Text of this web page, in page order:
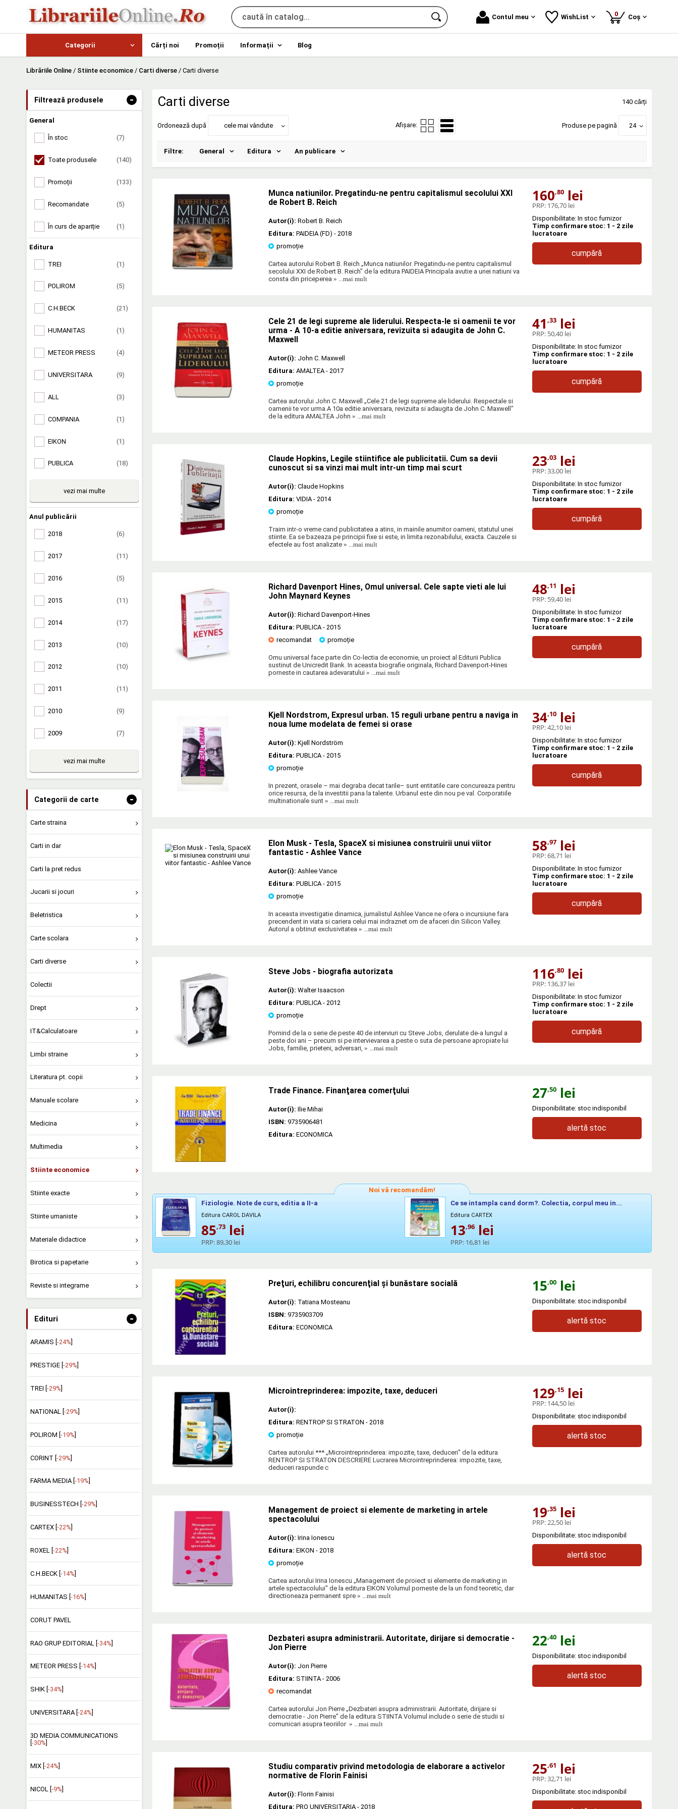
Contul meu WishList 0produse
Coș
Categorii Cărți noi Promoții Informații Blog
Librăriile Online / Stiinte economice / Carti diverse / Carti diverse
Filtrează produsele -
General
În stoc (7)
Toate produsele (140)
Promoții (133)
Recomandate (5)
În curs de apariție (1)
Editura
TREI (1)
POLIROM (5)
C.H.BECK (21)
HUMANITAS (1)
METEOR PRESS (4)
UNIVERSITARA (9)
ALL (3)
COMPANIA (1)
EIKON (1)
PUBLICA (18)
vezi mai multe
Anul publicării
2018 (6)
2017 (11)
2016 (5)
2015 (11)
2014 (17)
2013 (10)
2012 (10)
2011 (11)
2010 (9)
2009 (7)
vezi mai multe
Categorii de carte -
Carte straina
Carti in dar
Carti la pret redus
Jucarii si jocuri
Beletristica
Carte scolara
Carti diverse
Colectii
Drept
IT&Calculatoare
Limbi straine
Literatura pt. copii
Manuale scolare
Medicina
Multimedia
Stiinte economice
Stiinte exacte
Stiinte umaniste
Materiale didactice
Birotica si papetarie
Reviste si integrame
Edituri -
ARAMIS [ -24%
PRESTIGE [ -29%
TREI [ -29%
NATIONAL [ -29%
POLIROM [-19%]
CORINT [-29%]
FARMA MEDIA [ -19%
BUSINESSTECH [ -29%
CARTEX [ -22%
ROXEL [ -22%
C.H.BECK [ -14%
HUMANITAS [ -16%
CORUT PAVEL
RAO GRUP EDITORIAL [-34%]
METEOR PRESS [ -14%
SHIK [ -34%
UNIVERSITARA [ -24%
3D MEDIA COMMUNICATIONS
-30%
MIX [ -24%
NICOL [ -9%
Carti diverse 140 cărți
Ordonează după cele mai vândute Afișare: Produse pe pagină 24
Filtre: General Editura An publicare
Munca natiunilor. Pregatindu-ne pentru capitalismul secolului XXI
de Robert B. Reich
Autor(i): Robert B. Reich
Editura: PAIDEIA (FD) - 2018
promoție
Cartea autorului Robert B. Reich „Munca natiunilor. Pregatindu-ne pentru capitalismul
secolului XXI de Robert B. Reich" de la editura PAIDEIA Principala avutie a unei natiuni va
consta din priceperea » ...mai mult
160,80lei
PRP: 176,70 lei
Disponibilitate: In stoc furnizor
Timp confirmare stoc: 1 - 2 zile
lucratoare
cumpără
Cele 21 de legi supreme ale liderului. Respecta-le si oamenii te vor
urma - A 10-a editie aniversara, revizuita si adaugita de John C.
Maxwell
Autor(i): John C. Maxwell
Editura: AMALTEA - 2017
promoție
Cartea autorului John C. Maxwell „Cele 21 de legi supreme ale liderului. Respectale si
oamenii te vor urma A 10a editie aniversara, revizuita si adaugita de John C. Maxwell"
de la editura AMALTEA John » ...mai mult
41 ,33lei
PRP: 50,40 lei
Disponibilitate: In stoc furnizor
Timp confirmare stoc: 1 - 2 zile
lucratoare
cumpără
Claude Hopkins, Legile stiintifice ale publicitatii. Cum sa devii
cunoscut si sa vinzi mai mult intr-un timp mai scurt
Autor(i): Claude Hopkins
Editura: VIDIA - 2014
promoție
Traim intr-o vreme cand publicitatea a atins, in mainile anumitor oameni, statutul unei
stiinte. Ea se bazeaza pe principii fixe si este, in limita rezonabilului, exacta. Cauzele si
efectele au fost analizate » ...mai mult
23,03lei
PRP:33,00 lei
Disponibilitate: In stoc furnizor
Timp confirmare stoc: 1 - 2 zile
lucratoare
cumpără
Richard Davenport Hines, Omul universal. Cele sapte vieti ale lui
John Maynard Keynes
Autor(i): Richard Davenport-Hines
Editura: PUBLICA - 2015
recomandat
promoție
Omu universal face parte din Co-lectia de economie, un proiect al Editurii Publica
sustinut de Unicredit Bank. In aceasta biografie originala, Richard Davenport-Hines
porneste in cautarea adevaratului » ...mai mult
48,11 lei
PRP: 59,40 lei
Disponibilitate: In stoc furnizor
Timp confirmare stoc: 1 - 2 zile
lucratoare
cumpără
Kjell Nordstrom, Expresul urban. 15 reguli urbane pentru a naviga in
noua lume modelata de femei si orase
Autor(i): Kjell Nordström
Editura: PUBLICA - 2015
promoție
In prezent, orasele – mai degraba decat tarile– sunt entitatile care concureaza pentru
orice resursa, de la investitii pana la talente. Urbanul este din nou pe val. Corporatiile
multinationale sunt » ...mai mult
34,10lei
PRP:42,10 lei
Disponibilitate: In stoc furnizor
Timp confirmare stoc: 1 - 2 zile
lucratoare
cumpără
Elon Musk - Tesla, SpaceX si misiunea construirii unui viitor
fantastic - Ashlee Vance
Autor(i): Ashlee Vance
Editura: PUBLICA - 2015
promoție
In aceasta investigatie dinamica, jurnalistul Ashlee Vance ne ofera o incursiune fara
precendent in viata si cariera celui mai indraznet om de afaceri din Silicon Valley.
Autorul a obtinut exclusivitatea » ...mai mult
58,97lei
PRP:68,71 lei
Disponibilitate: In stoc furnizor
Timp confirmare stoc: 1 - 2 zile
lucratoare
cumpără
Steve Jobs - biografia autorizata
Autor(i): Walter Isaacson
Editura: PUBLICA - 2012
promoție
Pornind de la o serie de peste 40 de interviuri cu Steve Jobs, derulate de-a lungul a
peste doi ani – precum si pe intervievarea a peste o suta de persoane apropiate lui
Jobs, familie, prieteni, adversari, » ...mai mult
116,80lei
PRP: 136,37 lei
Disponibilitate: In stoc furnizor
Timp confirmare stoc: 1 - 2 zile
lucratoare
cumpără
Trade Finance. Finanţarea comerţului
Autor(i): Ilie Mihai
ISBN: 9735906481
Editura: ECONOMICA
27,50lei
Disponibilitate: stoc indisponibil
alertă stoc
Noi vă recomandăm!
Fiziologie. Note de curs, editia a II-a
Editura CAROL DAVILA
85,73 lei
PRP:89,30 lei
Ce se intampla cand dorm?. Colectia, corpul meu in...
Editura CARTEX
13,96 lei
PRP: 16,81 lei
Preţuri, echilibru concurenţial şi bunăstare socială
Autor(i): Tatiana Mosteanu
ISBN: 9735903709
Editura: ECONOMICA
15,00lei
Disponibilitate: stoc indisponibil
alertă stoc
Microintreprinderea: impozite, taxe, deduceri
Autor(i):
Editura: RENTROP SI STRATON - 2018
promoție
Cartea autorului *** „Microintreprinderea: impozite, taxe, deduceri" de la editura
RENTROP SI STRATON DESCRIERE Lucrarea Microintreprinderea: impozite, taxe,
deduceri raspunde c
129,15lei
PRP: 144,50 lei
Disponibilitate: stoc indisponibil
alertă stoc
Management de proiect si elemente de marketing in artele
spectacolului
Autor(i): Irina Ionescu
Editura: EIKON - 2018
promoție
Cartea autorului Irina Ionescu „Management de proiect si elemente de marketing in
artele spectacolului" de la editura EIKON Volumul porneste de la un fond teoretic, dar
directioneaza permanent spre » ...mai mult
19,35lei
PRP: 22,50 lei
Disponibilitate: stoc indisponibil
alertă stoc
Dezbateri asupra administrarii. Autoritate, dirijare si democratie -
Jon Pierre
Autor(i): Jon Pierre
Editura: STIINTA - 2006
recomandat
Cartea autorului Jon Pierre „Dezbateri asupra administrarii. Autoritate, dirijare si
democratie - Jon Pierre" de la editura STIINTA Volumul include o serie de studii si
comunicari asupra teoriilor » ...mai mult
22,40lei
Disponibilitate: stoc indisponibil
alertă stoc
Studiu comparativ privind metodologia de elaborare a activelor
normative de Florin Fainisi
Autor(i): Florin Fainisi
Editura: PRO UNIVERSITARIA - 2018
25,61 lei
PRP:32,71 lei
Disponibilitate: stoc indisponibil